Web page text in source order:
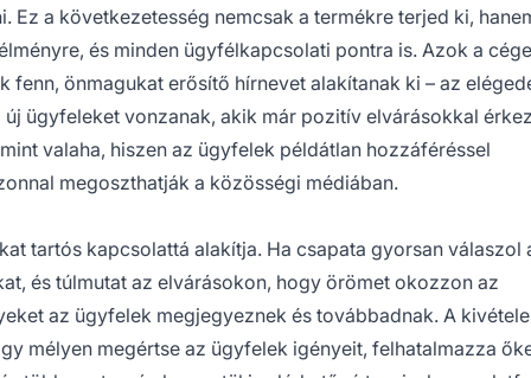
Ez a következetesség nemcsak a termékre terjed ki,
és minden ügyfélkapcsolati pontra is. Azok a
önmagukat erősítő hírnevet alakítanak ki – az
ügyfeleket vonzanak, akik már pozitív elvárásokkal
valaha, hiszen az ügyfelek példátlan hozzáféréssel
megoszthatják a közösségi médiában.
tartós kapcsolattá alakítja. Ha csapata gyorsan válaszol
és túlmutat az elvárásokon, hogy örömet okozzon az
az ügyfelek megjegyeznek és továbbadnak. A
mélyen megértse az ügyfelek igényeit, felhatalmazza